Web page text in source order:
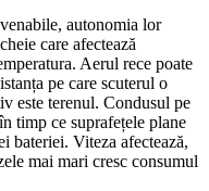
autonomia lor
care afectează
Aerul rece poate
pe care scuterul o
este terenul. Condusul pe
timp ce suprafețele plane
bateriei. Viteza afectează,
mai mari cresc consumul